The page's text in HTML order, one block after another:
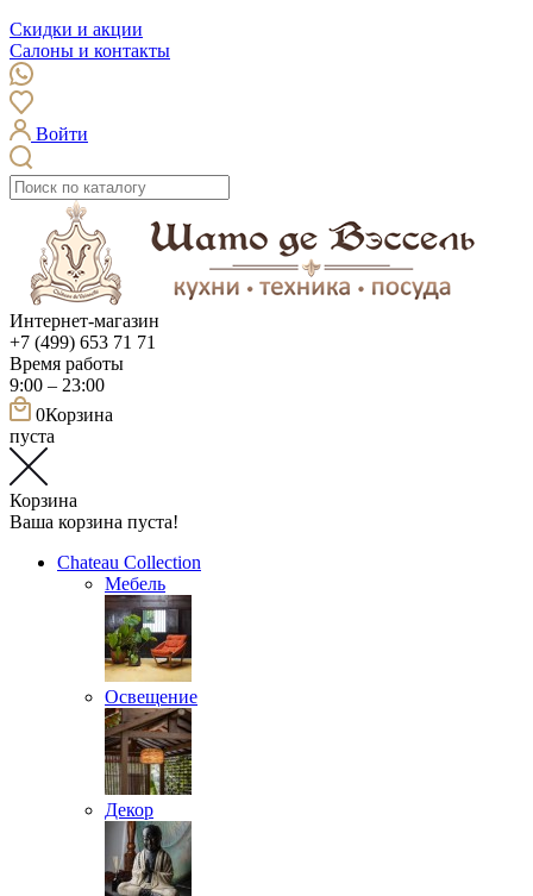
Скидки и акции
Салоны и контакты
Войти
Интернет-магазин
+7 (499) 653 71 71
Время работы
9:00 – 23:00
0Корзина
пуста
Корзина
Ваша корзина пуста!
Chateau Collection
Мебель
Освещение
Декор